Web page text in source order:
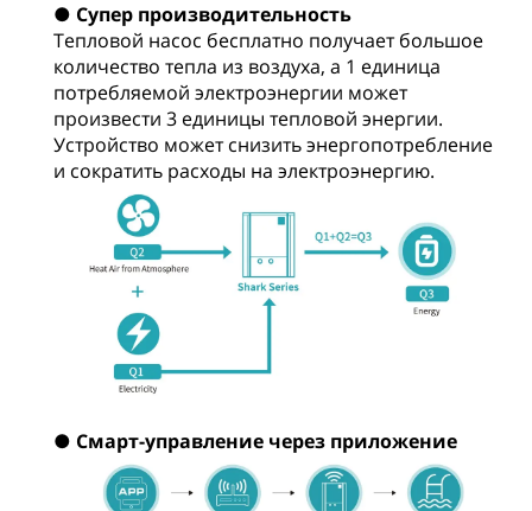
● Супер производительность
Тепловой насос бесплатно получает большое
количество тепла из воздуха, а 1 единица
потребляемой электроэнергии может
произвести 3 единицы тепловой энергии.
Устройство может снизить энергопотребление
и сократить расходы на электроэнергию.
● Смарт-управление через приложение